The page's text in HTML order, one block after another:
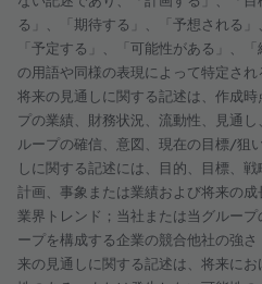
る」、「期待する」、「予想される」
「予定する」、「可能性がある」、
の用語や同様の表現によって特定さ
将来の見通しに関する記述は、作成
プの業績、財務状況、流動性、見通
ループの確信、意図、現在の目標/狙
しに関する記述には、目的、目標、
計画、事象または業績および将来の
業界トレンド；当社または当グルー
ープを構成する企業の競合他社の強
来の見通しに関する記述は、将来に